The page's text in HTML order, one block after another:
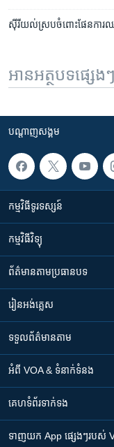
ស៊ីរី​យល់ស្រប​ចំពោះ​ផែនការ​ឈ
អានអត្ថបទផ្សេ
បណ្តាញ​សង្គម
កម្មវិធី​ទូរទស្សន៍
កម្មវិធី​វិទ្យុ
ព័ត៌មាន​តាមប្រធានបទ​
រៀន​​អង់គ្លេស
ទទួល​ព័ត៌មាន​តាម
អំពី​ VOA & ទំនាក់ទំនង
គេហទំព័រ​​ទាក់ទង
ទាញយក​ App ផ្សេងៗ​របស់​